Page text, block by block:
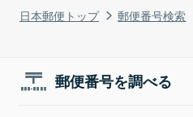
日本郵便トップ 郵便番号検索
郵便番号を調べる